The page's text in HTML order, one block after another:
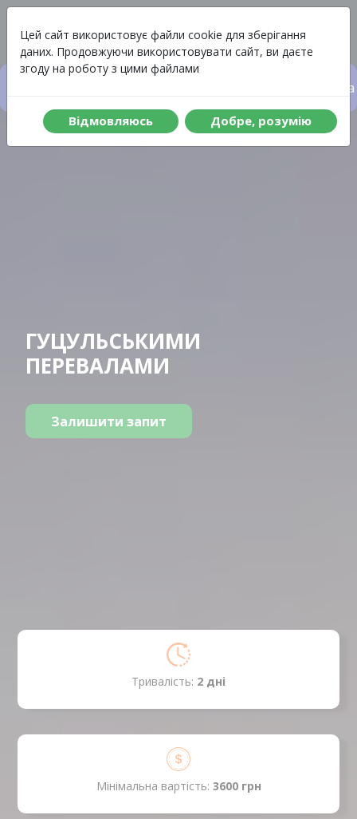
Цей сайт використовує файли cookie для зберігання
даних. Продовжуючи використовувати сайт, ви даєте
згоду на роботу з цими файлами
Вiдмовляюсь Добре, розумiю
Меню Вартість
ГУЦУЛЬСЬКИМИ
ПЕРЕВАЛАМИ
Залишити запит
Тривалість: 2 днi
Мінімальна вартість: 3600 грн